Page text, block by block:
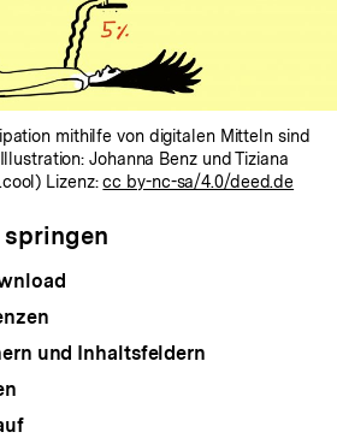
mithilfe von digitalen Mitteln sind
Johanna Benz und Tiziana
Lizenz:cc by-nc-sa/4.0/deed.de
springen
und Inhaltsfeldern